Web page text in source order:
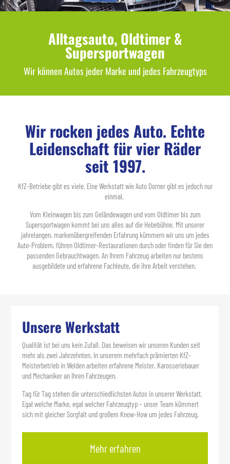
Alltagsauto, Oldtimer &
Supersportwagen
Wir können Autos jeder Marke und jedes Fahrzeugtyps
Wir rocken jedes Auto. Echte
Leidenschaft für vier Räder
seit 1997.
KfZ-Betriebe gibt es viele. Eine Werkstatt wie Auto Dorner gibt es jedoch nur
einmal.
Vom Kleinwagen bis zum Geländewagen und vom Oldtimer bis zum
Supersportwagen kommt bei uns alles auf die Hebebühne. Mit unserer
jahrelangen, markenübergreifenden Erfahrung kümmern wir uns um jedes
Auto-Problem, führen Oldtimer-Restaurationen durch oder finden für Sie den
passenden Gebrauchtwagen. An Ihrem Fahrzeug arbeiten nur bestens
ausgebildete und erfahrene Fachleute, die ihre Arbeit verstehen.
Unsere Werkstatt
Qualität ist bei uns kein Zufall. Das beweisen wir unseren Kunden seit
mehr als zwei Jahrzehnten. In unserem mehrfach prämierten KfZ-
Meisterbetrieb in Welden arbeiten erfahrene Meister, Karosseriebauer
und Mechaniker an Ihren Fahrzeugen.
Tag für Tag stehen die unterschiedlichsten Autos in unserer Werkstatt.
Egal welche Marke, egal welcher Fahrzeugtyp – unser Team kümmert
sich mit gleicher Sorgfalt und großem Know-How um jedes Fahrzeug.
Mehr erfahren